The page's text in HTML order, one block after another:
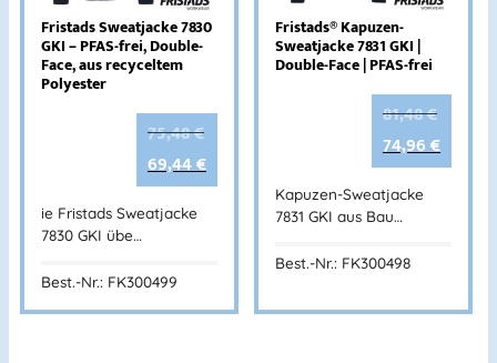
Fristads Sweatjacke 7830
GKI – PFAS-frei, Double-
Face, aus recyceltem
Polyester
75,48€
69,44€
ie Fristads Sweatjacke
7830 GKI übe…
Best.-Nr.: FK300499
Fristads® Kapuzen-
Sweatjacke 7831 GKI |
Double-Face | PFAS-frei
81,48€
74,96€
Kapuzen-Sweatjacke
7831 GKI aus Bau…
Best.-Nr.: FK300498